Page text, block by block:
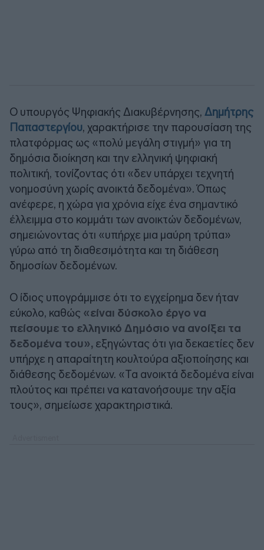
Ο υπουργός Ψηφιακής Διακυβέρνησης, Δημήτρης
Παπαστεργίου, χαρακτήρισε την παρουσίαση της
πλατφόρμας ως «πολύ μεγάλη στιγμή» για τη
δημόσια διοίκηση και την ελληνική ψηφιακή
πολιτική, τονίζοντας ότι «δεν υπάρχει τεχνητή
νοημοσύνη χωρίς ανοικτά δεδομένα». Όπως
ανέφερε, η χώρα για χρόνια είχε ένα σημαντικό
έλλειμμα στο κομμάτι των ανοικτών δεδομένων,
σημειώνοντας ότι «υπήρχε μια μαύρη τρύπα»
γύρω από τη διαθεσιμότητα και τη διάθεση
δημοσίων δεδομένων.
Ο ίδιος υπογράμμισε ότι το εγχείρημα δεν ήταν
εύκολο, καθώς «είναι δύσκολο έργο να
πείσουμε το ελληνικό Δημόσιο να ανοίξει τα
δεδομένα του», εξηγώντας ότι για δεκαετίες δεν
υπήρχε η απαραίτητη κουλτούρα αξιοποίησης και
διάθεσης δεδομένων. «Τα ανοικτά δεδομένα είναι
πλούτος και πρέπει να κατανοήσουμε την αξία
τους», σημείωσε χαρακτηριστικά.